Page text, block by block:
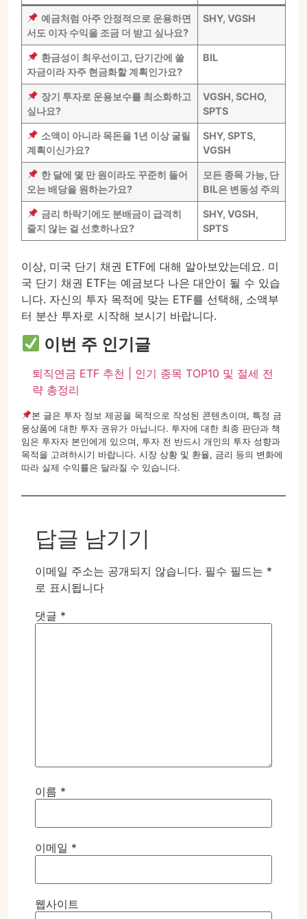
예금처럼 아주 안정적으로 운용하면
서도 이자 수익을 조금 더 받고 싶나요?
SHY, VGSH
환금성이 최우선이고, 단기간에 쓸
자금이라 자주 현금화할 계획인가요?
BIL
장기 투자로 운용보수를 최소화하고
싶나요?
VGSH, SCHO,
SPTS
소액이 아니라 목돈을 1년 이상 굴릴
계획이신가요?
SHY, SPTS,
VGSH
한 달에 몇 만 원이라도 꾸준히 들어
오는 배당을 원하는가요?
모든 종목 가능, 단
BIL은 변동성 주의
금리 하락기에도 분배금이 급격히
줄지 않는 걸 선호하나요?
SHY, VGSH,
SPTS
이상, 미국 단기 채권 ETF에 대해 알아보았는데요. 미
국 단기 채권 ETF는 예금보다 나은 대안이 될 수 있습
니다. 자신의 투자 목적에 맞는 ETF를 선택해, 소액부
터 분산 투자로 시작해 보시기 바랍니다.
이번 주 인기글
퇴직연금 ETF 추천 | 인기 종목 TOP10 및 절세 전
략 총정리
본 글은 투자 정보 제공을 목적으로 작성된 콘텐츠이며, 특정 금
융상품에 대한 투자 권유가 아닙니다. 투자에 대한 최종 판단과 책
임은 투자자 본인에게 있으며, 투자 전 반드시 개인의 투자 성향과
목적을 고려하시기 바랍니다. 시장 상황 및 환율, 금리 등의 변화에
따라 실제 수익률은 달라질 수 있습니다.
답글 남기기
이메일 주소는 공개되지 않습니다. 필수 필드는 *
로 표시됩니다
댓글 *
이름 *
이메일 *
웹사이트